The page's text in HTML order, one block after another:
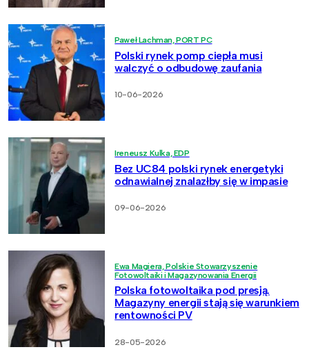
Paweł Lachman, PORT PC
Polski rynek pomp ciepła musi
walczyć o odbudowę zaufania
10-06-2026
Ireneusz Kulka, EDP
Bez UC84 polski rynek energetyki
odnawialnej znalazłby się w impasie
09-06-2026
Ewa Magiera, Polskie Stowarzyszenie
Fotowoltaiki i Magazynowania Energii
Polska fotowoltaika pod presją.
Magazyny energii stają się warunkiem
rentowności PV
28-05-2026